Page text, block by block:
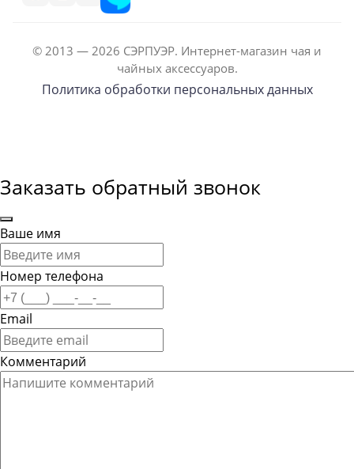
© 2013 — 2026 СЭРПУЭР. Интернет-магазин чая и
чайных аксессуаров.
Политика обработки персональных данных
Заказать обратный звонок
Ваше имя
Номер телефона
Email
Комментарий